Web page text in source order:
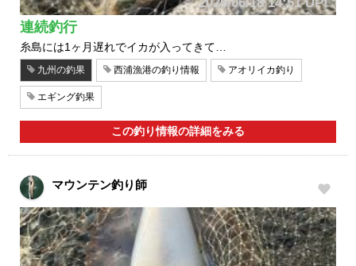
連続釣行
糸島には1ヶ月遅れでイカが入ってきて…
九州の釣果 西浦漁港の釣り情報 アオリイカ釣り
エギング釣果
この釣り情報の詳細をみる
マウンテン釣り師